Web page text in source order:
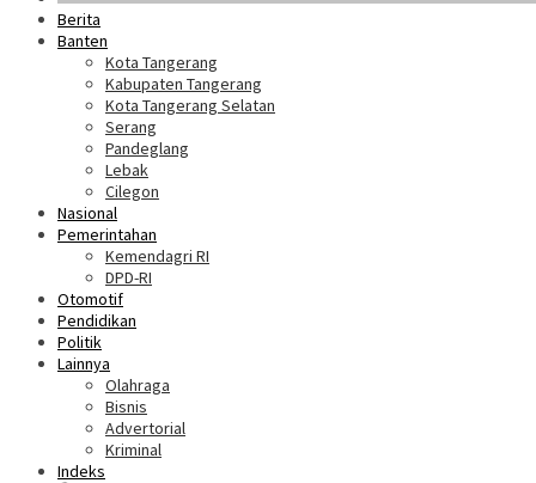
Berita
Banten
Kota Tangerang
Kabupaten Tangerang
Kota Tangerang Selatan
Serang
Pandeglang
Lebak
Cilegon
Nasional
Pemerintahan
Kemendagri RI
DPD-RI
Otomotif
Pendidikan
Politik
Lainnya
Olahraga
Bisnis
Advertorial
Kriminal
Indeks